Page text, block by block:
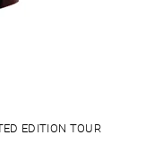
EDITION TOUR